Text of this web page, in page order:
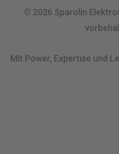
© 2026 Sparolin
Mit Power, Expertise und